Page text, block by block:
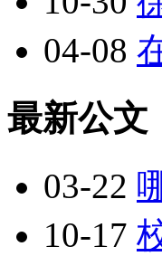
04-08
最新公文
03-22
10-17